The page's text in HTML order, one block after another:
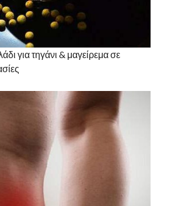
για τηγάνι & μαγείρεμα σε